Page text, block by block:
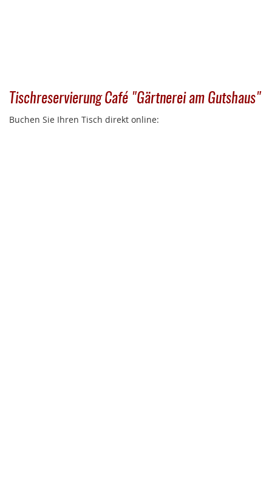
Tischreservierung Café "Gärtnerei am Gutshaus"
Buchen Sie Ihren Tisch direkt online: